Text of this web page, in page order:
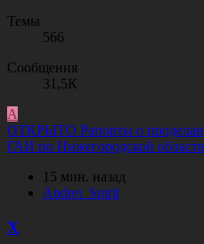
Темы
566
Сообщения
31,5К
A
ОТКРЫТО Рапорты о
ГАИ по Нижегородской области
15 мин. назад
Andrei Spirit
X